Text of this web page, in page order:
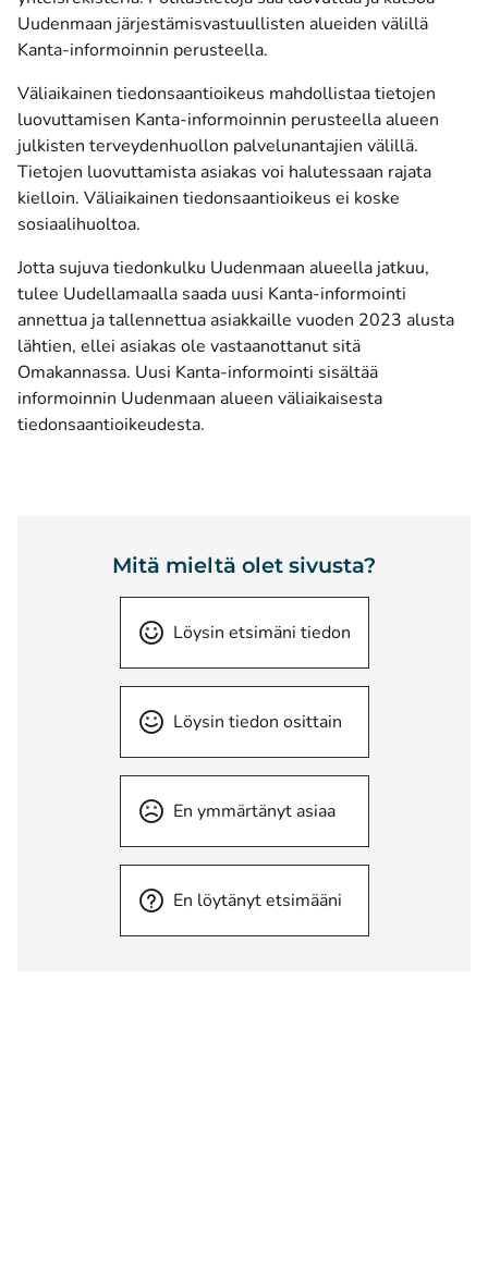
Uudenmaan järjestämisvastuullisten alueiden välillä
Kanta-informoinnin perusteella.
Väliaikainen tiedonsaantioikeus mahdollistaa tietojen
luovuttamisen Kanta-informoinnin perusteella alueen
julkisten terveydenhuollon palvelunantajien välillä.
Tietojen luovuttamista asiakas voi halutessaan rajata
kielloin. Väliaikainen tiedonsaantioikeus ei koske
sosiaalihuoltoa.
Jotta sujuva tiedonkulku Uudenmaan alueella jatkuu,
tulee Uudellamaalla saada uusi Kanta-informointi
annettua ja tallennettua asiakkaille vuoden 2023 alusta
lähtien, ellei asiakas ole vastaanottanut sitä
Omakannassa. Uusi Kanta-informointi sisältää
informoinnin Uudenmaan alueen väliaikaisesta
tiedonsaantioikeudesta.
Mitä mieltä olet sivusta?
Löysin etsimäni tiedon
Löysin tiedon osittain
En ymmärtänyt asiaa
En löytänyt etsimääni